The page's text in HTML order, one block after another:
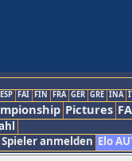
ESP FAI FIN FRA GER GRE INA
Pictures
Spieler anmelden Elo